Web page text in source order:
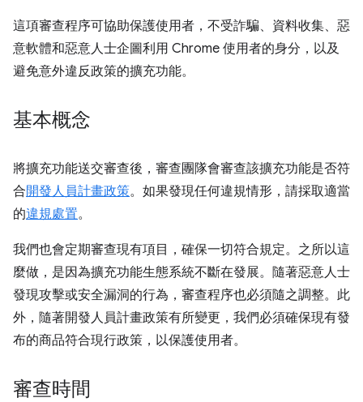
這項審查程序可協助保護使用者，不受詐騙、資料收集、惡
意軟體和惡意人士企圖利用 Chrome 使用者的身分，以及
避免意外違反政策的擴充功能。
基本概念
將擴充功能送交審查後，審查團隊會審查該擴充功能是否符
合開發人員計畫政策。如果發現任何違規情形，請採取適當
的違規處置。
我們也會定期審查現有項目，確保一切符合規定。之所以這
麼做，是因為擴充功能生態系統不斷在發展。隨著惡意人士
發現攻擊或安全漏洞的行為，審查程序也必須隨之調整。此
外，隨著開發人員計畫政策有所變更，我們必須確保現有發
布的商品符合現行政策，以保護使用者。
審查時間